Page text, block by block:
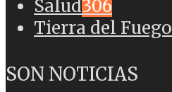
Salud306
Tierra del Fuego
SON NOTICIAS